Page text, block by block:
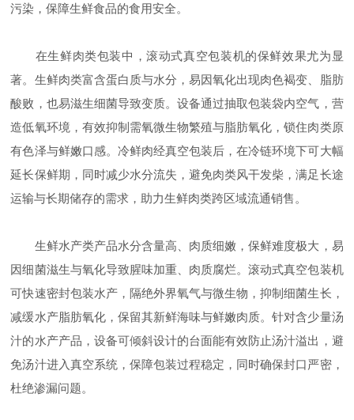
污染，保障生鲜食品的食用安全。
在生鲜肉类包装中，滚动式真空包装机的保鲜效果尤为显
著。生鲜肉类富含蛋白质与水分，易因氧化出现肉色褐变、脂肪
酸败，也易滋生细菌导致变质。设备通过抽取包装袋内空气，营
造低氧环境，有效抑制需氧微生物繁殖与脂肪氧化，锁住肉类原
有色泽与鲜嫩口感。冷鲜肉经真空包装后，在冷链环境下可大幅
延长保鲜期，同时减少水分流失，避免肉类风干发柴，满足长途
运输与长期储存的需求，助力生鲜肉类跨区域流通销售。
生鲜水产类产品水分含量高、肉质细嫩，保鲜难度极大，易
因细菌滋生与氧化导致腥味加重、肉质腐烂。滚动式真空包装机
可快速密封包装水产，隔绝外界氧气与微生物，抑制细菌生长，
减缓水产脂肪氧化，保留其新鲜海味与鲜嫩肉质。针对含少量汤
汁的水产产品，设备可倾斜设计的台面能有效防止汤汁溢出，避
免汤汁进入真空系统，保障包装过程稳定，同时确保封口严密，
杜绝渗漏问题。